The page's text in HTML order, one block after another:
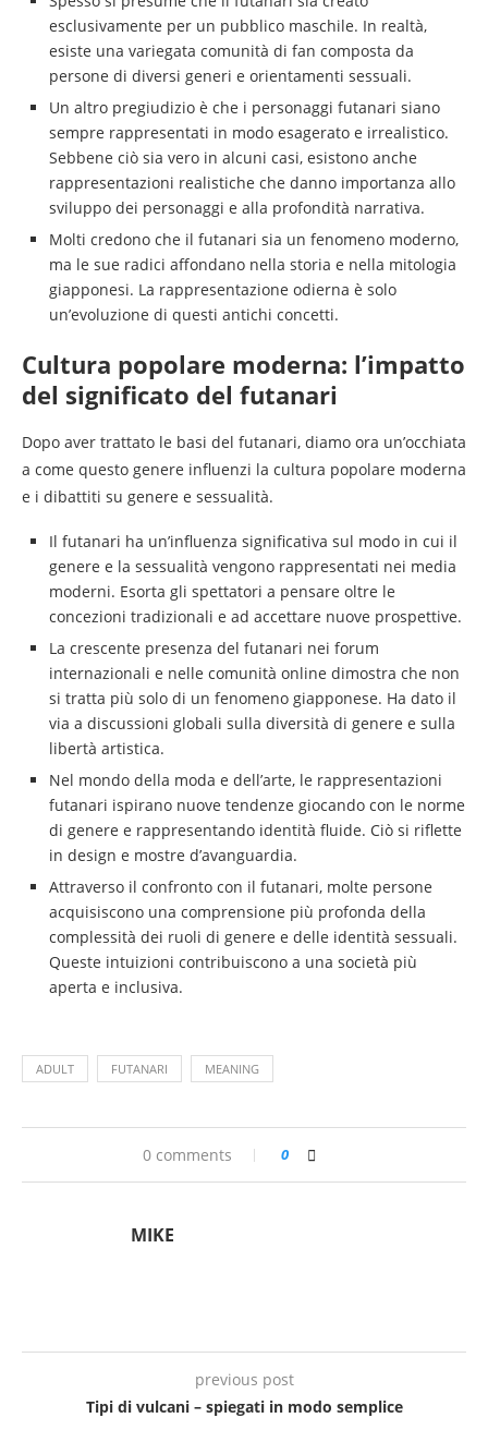
esclusivamente per un pubblico maschile. In realtà,
esiste una variegata comunità di fan composta da
persone di diversi generi e orientamenti sessuali.
Un altro pregiudizio è che i personaggi futanari siano
sempre rappresentati in modo esagerato e irrealistico.
Sebbene ciò sia vero in alcuni casi, esistono anche
rappresentazioni realistiche che danno importanza allo
sviluppo dei personaggi e alla profondità narrativa.
Molti credono che il futanari sia un fenomeno moderno,
ma le sue radici affondano nella storia e nella mitologia
giapponesi. La rappresentazione odierna è solo
un’evoluzione di questi antichi concetti.
Cultura popolare moderna: l’impatto
del significato del futanari
Dopo aver trattato le basi del futanari, diamo ora un’occhiata
a come questo genere influenzi la cultura popolare moderna
e i dibattiti su genere e sessualità.
Il futanari ha un’influenza significativa sul modo in cui il
genere e la sessualità vengono rappresentati nei media
moderni. Esorta gli spettatori a pensare oltre le
concezioni tradizionali e ad accettare nuove prospettive.
La crescente presenza del futanari nei forum
internazionali e nelle comunità online dimostra che non
si tratta più solo di un fenomeno giapponese. Ha dato il
via a discussioni globali sulla diversità di genere e sulla
libertà artistica.
Nel mondo della moda e dell’arte, le rappresentazioni
futanari ispirano nuove tendenze giocando con le norme
di genere e rappresentando identità fluide. Ciò si riflette
in design e mostre d’avanguardia.
Attraverso il confronto con il futanari, molte persone
acquisiscono una comprensione più profonda della
complessità dei ruoli di genere e delle identità sessuali.
Queste intuizioni contribuiscono a una società più
aperta e inclusiva.
ADULT FUTANARI MEANING
0 comments 0
MIKE
previous post
Tipi di vulcani – spiegati in modo semplice